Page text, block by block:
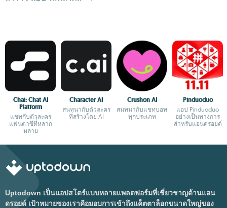
Chai: Chat AI
Platform
แชทกับตัวละคร
แฟนตาซีที่หลาก
หลาย
Character AI
สนทนากับตัวละคร
ที่สร้างโดย AI
Crushon AI
สนทนากับแชทบอท
ทุกประเภท
Pinduoduo
แอป Pinduoduo
อย่างเป็นทางการ
สำหรับแอนดรอยด์
Uptodown เป็นแอปสโตร์แบบหลายแพลตฟอร์มที่เชี่ยวชาญด้านแอน
ดรอยด์ เป้าหมายของเราคือมอบการเข้าถึงแค็ตตาล็อกขนาดใหญ่ของ